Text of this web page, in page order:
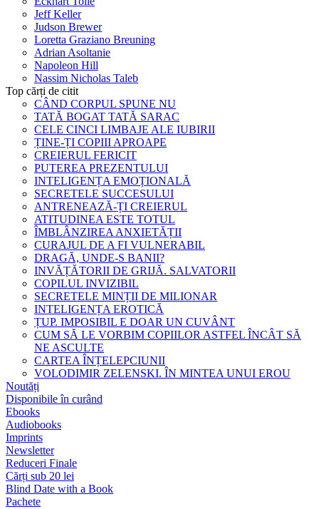
Jeff Keller
Judson Brewer
Loretta Graziano Breuning
Adrian Asoltanie
Napoleon Hill
Nassim Nicholas Taleb
Top cărți de citit
CÂND CORPUL SPUNE NU
TATĂ BOGAT TATĂ SARAC
CELE CINCI LIMBAJE ALE IUBIRII
ȚINE-ȚI COPIII APROAPE
CREIERUL FERICIT
PUTEREA PREZENTULUI
INTELIGENȚA EMOȚIONALĂ
SECRETELE SUCCESULUI
ANTRENEAZĂ-ȚI CREIERUL
ATITUDINEA ESTE TOTUL
ÎMBLÂNZIREA ANXIETĂȚII
CURAJUL DE A FI VULNERABIL
DRAGĂ, UNDE-S BANII?
INVĂȚĂTORII DE GRIJĂ. SALVATORII
COPILUL INVIZIBIL
SECRETELE MINȚII DE MILIONAR
INTELIGENȚA EROTICĂ
ȚUP. IMPOSIBIL E DOAR UN CUVÂNT
CUM SĂ LE VORBIM COPIILOR ASTFEL ÎNCÂT SĂ
NE ASCULTE
CARTEA ÎNȚELEPCIUNII
VOLODIMIR ZELENSKI. ÎN MINTEA UNUI EROU
Noutăți
Disponibile în curând
Ebooks
Audiobooks
Imprints
Newsletter
Reduceri Finale
Cărți sub 20 lei
Blind Date with a Book
Pachete